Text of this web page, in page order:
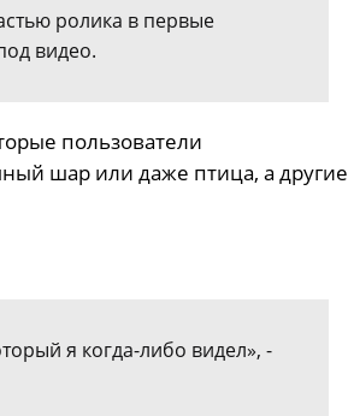
ролика в первые
видео.
пользователи
шар или даже птица, а другие
я когда-либо видел», -